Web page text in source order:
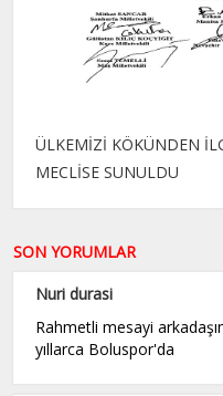
ÜLKEMİZİ KÖKÜNDEN
MECLİSE SUNULDU
SON YORUMLAR
Nuri durasi
Rahmetli mesayi
yıllarca Boluspor'da